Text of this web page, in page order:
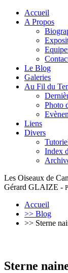
Accueil
A Propos
Le Blog
Galeries
Au Fil du
Photo
Liens
Divers
Index
Les Oiseaux de
Gérard GLAIZE -
Accueil
>> Blog
>> Sterne
Sterne